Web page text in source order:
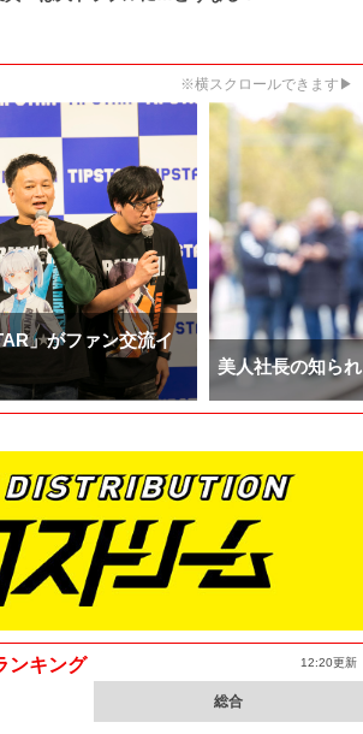
※横スクロールできます▶
」がファン交流イ
美人社長の知ら
ンキング 12:20更新
総合